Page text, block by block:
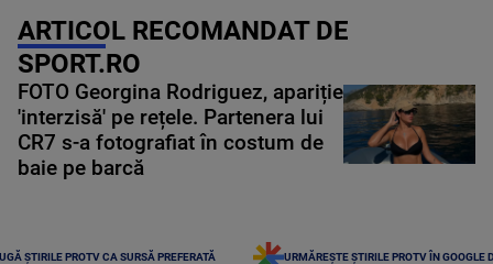
ARTICOL RECOMANDAT DE
SPORT.RO
FOTO Georgina Rodriguez, apariție
'interzisă' pe rețele. Partenera lui
CR7 s-a fotografiat în costum de
baie pe barcă
ȘTIRILE PROTV CA SURSĂ PREFERATĂ URMĂREȘTE ȘTIRILE PROTV ÎN GOOGLE